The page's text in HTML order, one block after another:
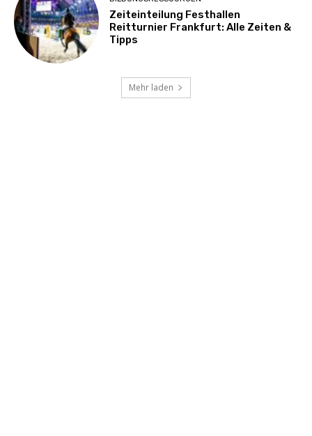
Zeiteinteilung Festhallen
Reitturnier Frankfurt: Alle Zeiten &
Tipps
Mehr laden